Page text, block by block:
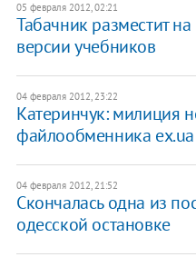
05 февраля 2012, 02:21
Табачник разместит
версии учебников
04 февраля 2012, 23:22
Катеринчук: милиция
файлообменника ex.ua
04 февраля 2012, 21:52
Скончалась одна из
одесской остановке